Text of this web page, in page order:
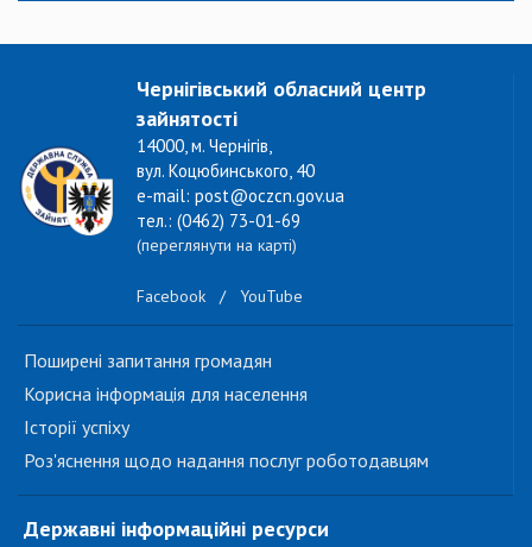
Чернігівський обласний центр
зайнятості
14000, м. Чернігів,
вул. Коцюбинського, 40
e-mail: post@oczcn.gov.ua
тел.: (0462) 73-01-69
(переглянути на карті)
Facebook / YouTube
Поширені запитання громадян
Корисна інформація для населення
Історії успіху
Роз'яснення щодо надання послуг роботодавцям
Державні інформаційні ресурси